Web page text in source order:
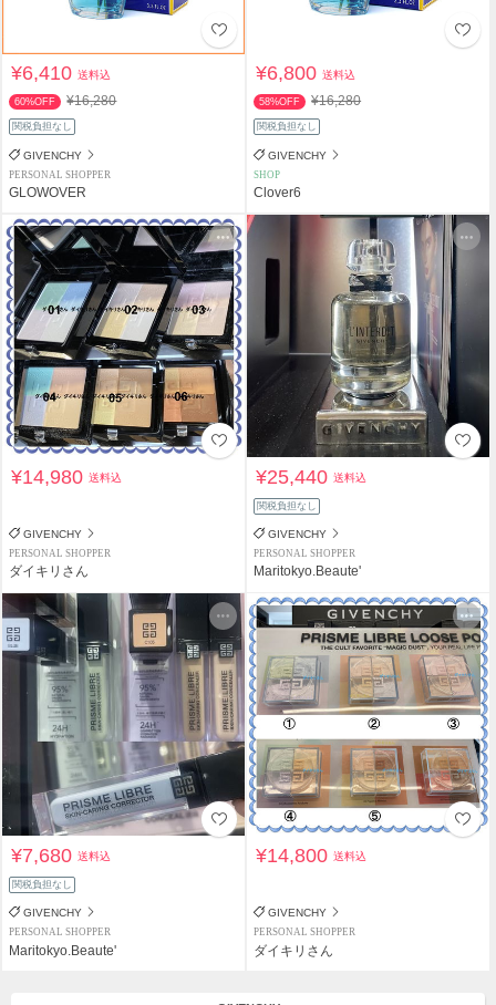
¥6,410送料込
60%OFF ¥16,280
関税負担なし
GIVENCHY
PERSONAL SHOPPER
GLOWOVER
¥6,800送料込
58%OFF ¥16,280
関税負担なし
GIVENCHY
SHOP
Clover6
¥14,980送料込
GIVENCHY
PERSONAL SHOPPER
ダイキリさん
¥25,440送料込
関税負担なし
GIVENCHY
PERSONAL SHOPPER
Maritokyo.Beaute'
¥7,680送料込
関税負担なし
GIVENCHY
PERSONAL SHOPPER
Maritokyo.Beaute'
¥14,800送料込
GIVENCHY
PERSONAL SHOPPER
ダイキリさん